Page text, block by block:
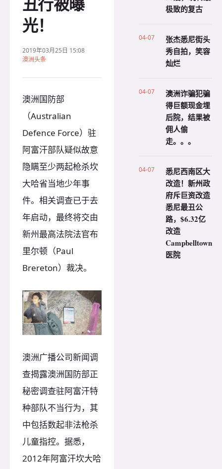
光！
2019年03月25日 15:08
澳洲头条
澳洲国防部
（Australian
Defence Force）驻
阿富汗部队疑似故意
隐瞒至少两起枪杀坎
大哈省当地少年事
件。相关调查已于去
年启动，最终将交由
新州最高法院法官布
里尔顿（Paul
Brereton）裁决。
澳洲广播公司新闻调
查揭露澳洲国防部正
秘密调查驻阿富汗特
种部队不当行为，其
中包括数起非法枪杀
儿童指控。据悉，
2012年阿富汗坎大哈
极致的复古
04-07
张杰悉尼街头
秀自拍，笑容
灿烂
04-07
澳洲诈骗犯骗
得巨额现金埋
后院，结果被
佣人偷
走。。。
04-07
悉尼西南区大
改造！新州政
府斥巨资改造
悉尼最丑公
路，$6.32亿
改造
Campbelltown
医院